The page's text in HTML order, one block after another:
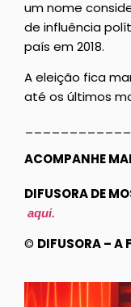
um nome
de influência
país em 2018.
A eleição fica
até os últimos
ACOMPANHE
DIFUSORA DE
aqui.
© DIFUSORA – A